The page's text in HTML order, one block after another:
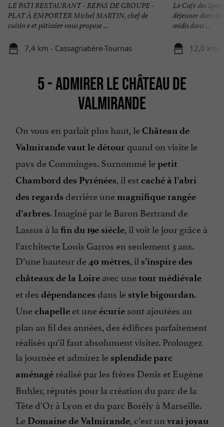
LE PATI RESTAURANT - REPAS DE GROUPE -
PLAT À EMPORTER Michel MARTIN, chef de
cuisin e et pâtissier vous propose ...
7,4 km - Cassagnabère-Tournas
Le Café des
déjeuner dans
midis dans ...
12,0 km -
5 - ADMIRER LE CHÂTEAU DE
VALMIRANDE
On vous en parlait plus haut, leChâteau de
Valmirandevaut le détourquand on visite le
pays de Comminges. Surnommé lepetit
Chambord des Pyrénées, il estcaché à l’abri
des regards derrière une magnifique rangée
d’arbres. Imaginé par le Baron Bertrand de
Lassus à la fin du 19e siècle, il voit le jour grâce à
l’architecte Louis Garros en seulement 3 ans.
D’une hauteur de40 mètres, il s’inspire des
châteaux de la Loire avec unetour médiévale
et des dépendances dans le style bigourdan.
Unechapelle et uneécurie sont ajoutées au
plan au fil des années, des édifices parfaitement
réalisés qu’il faut absolument visiter. Prolongez
la journée et admirez le splendide parc
aménagé réalisé par les frères Denis et Eugène
Buhler, réputés pour la création du parc de la
Tête d’Or à Lyon et du parc Borély à Marseille.
Le Domaine de Valmirande, c’est un vrai joyau